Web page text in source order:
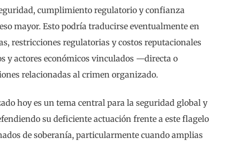
cumplimiento regulatorio y confianza
mayor. Esto podría traducirse eventualmente en
restricciones regulatorias y costos reputacionales
y actores económicos vinculados —directa o
relacionadas al crimen organizado.
hoy es un tema central para la seguridad global y
su deficiente actuación frente a este flagelo
de soberanía, particularmente cuando amplias